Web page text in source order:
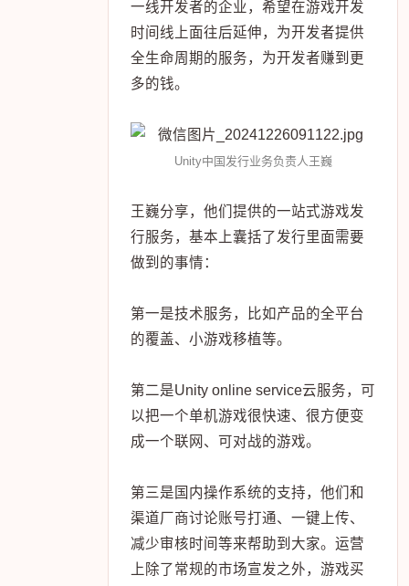
一线开发者的企业，希望在游戏开发
时间线上面往后延伸，为开发者提供
全生命周期的服务，为开发者赚到更
多的钱。
Unity中国发行业务负责人王巍
王巍分享，他们提供的一站式游戏发
行服务，基本上囊括了发行里面需要
做到的事情：
第一是技术服务，比如产品的全平台
的覆盖、小游戏移植等。
第二是Unity online service云服务，可
以把一个单机游戏很快速、很方便变
成一个联网、可对战的游戏。
第三是国内操作系统的支持，他们和
渠道厂商讨论账号打通、一键上传、
减少审核时间等来帮助到大家。运营
上除了常规的市场宣发之外，游戏买